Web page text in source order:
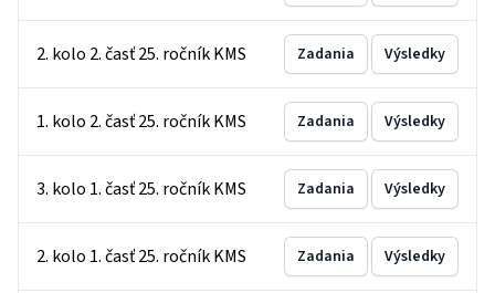
2. kolo 2. časť 25. ročník KMS Zadania Výsledky
1. kolo 2. časť 25. ročník KMS Zadania Výsledky
3. kolo 1. časť 25. ročník KMS Zadania Výsledky
2. kolo 1. časť 25. ročník KMS Zadania Výsledky